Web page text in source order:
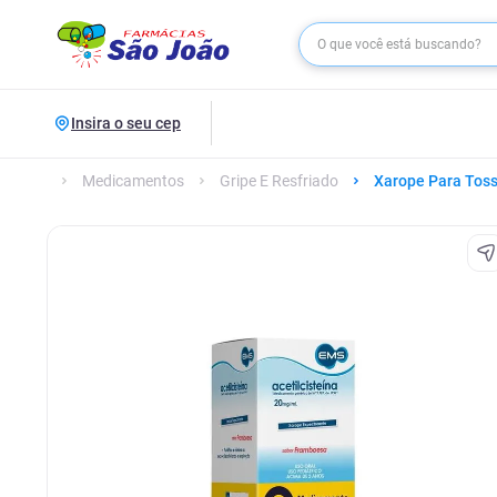
Insira o seu cep
Medicamentos Gripe E Resfriado Xarope Para